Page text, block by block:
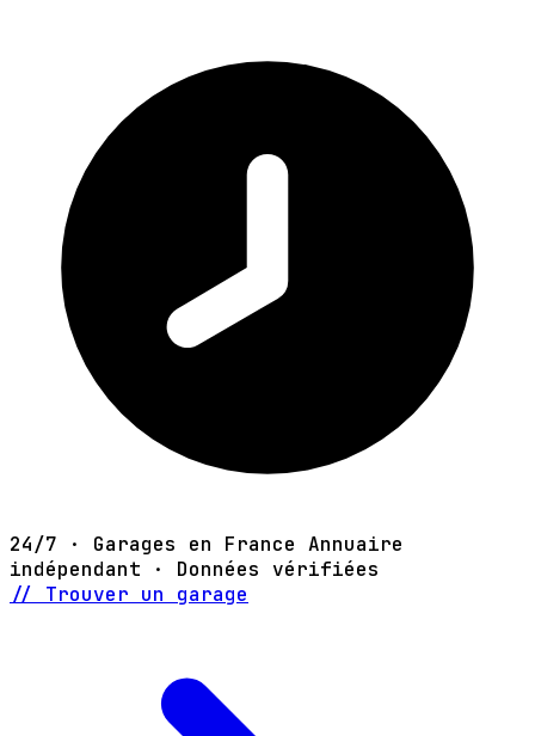
24/7 · Garages en France Annuaire
indépendant · Données vérifiées
// Trouver un garage